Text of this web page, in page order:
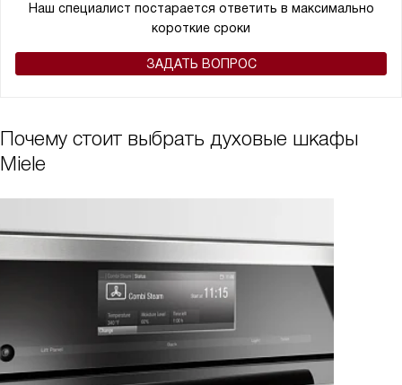
Наш специалист постарается ответить в максимально
короткие сроки
ЗАДАТЬ ВОПРОС
Почему стоит выбрать духовые шкафы
Miele